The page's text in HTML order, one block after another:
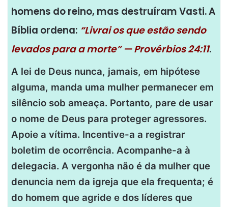
homens do reino, mas destruíram Vasti. A
Bíblia ordena: “Livrai os que estão sendo
levados para a morte” — Provérbios 24:11.
A lei de Deus nunca, jamais, em hipótese
alguma, manda uma mulher permanecer em
silêncio sob ameaça. Portanto, pare de usar
o nome de Deus para proteger agressores.
Apoie a vítima. Incentive-a a registrar
boletim de ocorrência. Acompanhe-a à
delegacia. A vergonha não é da mulher que
denuncia nem da igreja que ela frequenta; é
do homem que agride e dos líderes que